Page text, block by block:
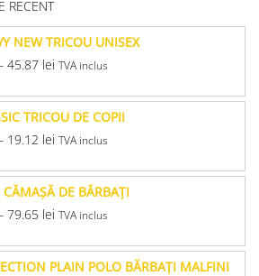
RECENT
NEW TRICOU UNISEX
45.87 lei TVA inclus
TRICOU DE COPII
19.12 lei TVA inclus
DE BĂRBAŢI
79.65 lei TVA inclus
PLAIN POLO BĂRBAŢI MALFINI